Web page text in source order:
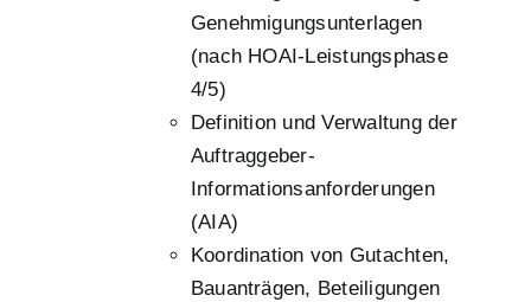
Genehmigungsunterlagen
(nach HOAI-Leistungsphase
4/5)
Definition und Verwaltung der
Auftraggeber-
Informationsanforderungen
(AIA)
Koordination von Gutachten,
Bauanträgen, Beteiligungen